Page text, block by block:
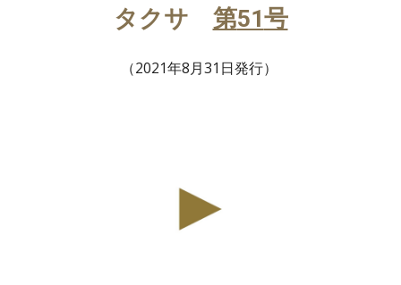
タクサ 第51号
（2021年8月31日発行）